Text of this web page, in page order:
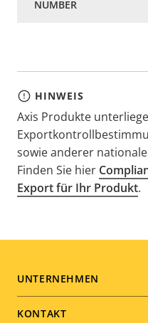
HINWEIS
Axis Produkte
sowie anderer
Finden Sie hier
Export für Ihr Produkt.
Footer
menu
UNTERNEHMEN
KONTAKT